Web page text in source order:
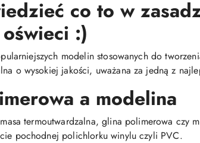
co to w
:)
modelin stosowanych do
o wysokiej jakości, uważana za jedną z
a modelina
termoutwardzalna, glina polimerowa czy
pochodnej polichlorku winylu czyli PVC.